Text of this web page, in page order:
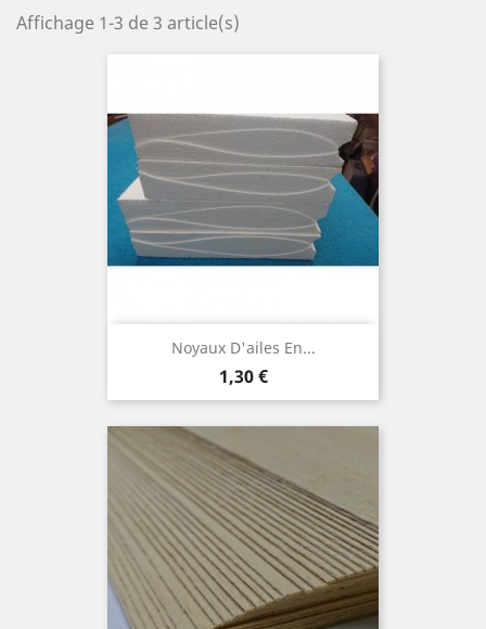
Affichage 1-3 de 3 article(s)
Noyaux D'ailes En...
Prix
1,30 €